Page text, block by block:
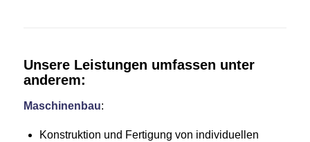
Unsere Leistungen umfassen unter
anderem:
Maschinenbau:
Konstruktion und Fertigung von individuellen